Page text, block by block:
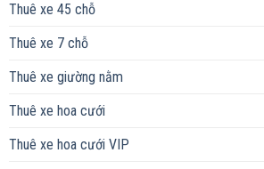
Thuê xe 45 chỗ
Thuê xe 7 chỗ
Thuê xe giường nằm
Thuê xe hoa cưới
Thuê xe hoa cưới VIP